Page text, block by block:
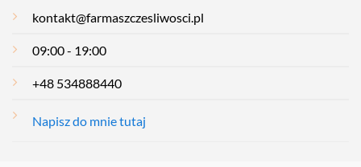
kontakt@farmaszczesliwosci.pl
09:00 - 19:00
+48 534888440
Napisz do mnie tutaj